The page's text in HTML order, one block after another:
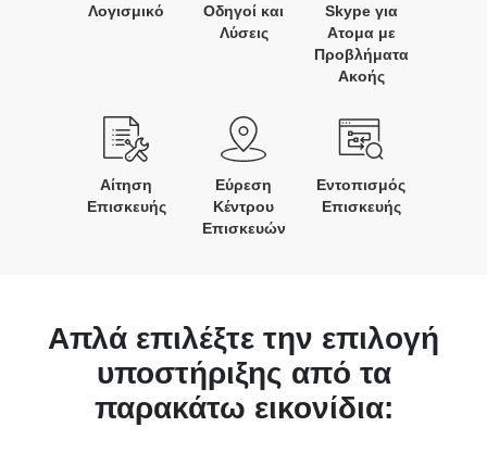
Λογισμικό
Οδηγοί και
Λύσεις
Skype για
Ατομα με
Προβλήματα
Ακοής
Αίτηση
Επισκευής
Εύρεση
Κέντρου
Επισκευών
Εντοπισμός
Επισκευής
Απλά επιλέξτε την επιλογή
υποστήριξης από τα
παρακάτω εικονίδια: